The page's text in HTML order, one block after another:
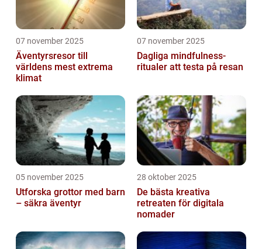
07 november 2025
Äventyrsresor till
världens mest extrema
klimat
07 november 2025
Dagliga mindfulness-
ritualer att testa på resan
05 november 2025
Utforska grottor med barn
– säkra äventyr
28 oktober 2025
De bästa kreativa
retreaten för digitala
nomader